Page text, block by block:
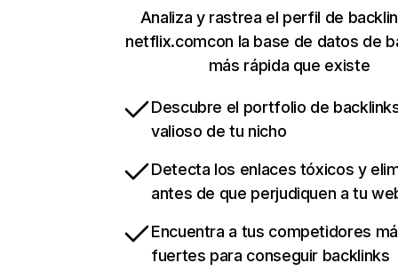
Analiza y rastrea el perfil de
netflix.comcon la base de datos de
más rápida que existe
Descubre el portfolio de
valioso de tu nicho
Detecta los enlaces tóxicos y
antes de que perjudiquen a tu
Encuentra a tus competidores
fuertes para conseguir backlinks